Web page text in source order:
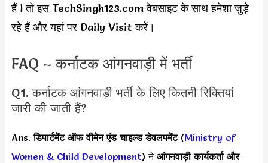
हैं l तो इस TechSingh123.com वेबसाइट के साथ हमेशा जुड़े
रहे हैं और यहां पर Daily Visit करें।
FAQ – कर्नाटक आंगनवाड़ी में भर्ती
Q1. कर्नाटक आंगनवाड़ी भर्ती के लिए कितनी रिक्तियां
जारी की जाती हैं?
Ans.डिपार्टमेंट ऑफ वीमेन एंड चाइल्ड डेवलपमेंट(Ministry of
Women & Child Development) ने आंगनवाड़ी कार्यकर्ता और